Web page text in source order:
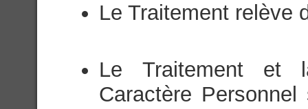
Le Traitement relève
Le Traitement et
Caractère